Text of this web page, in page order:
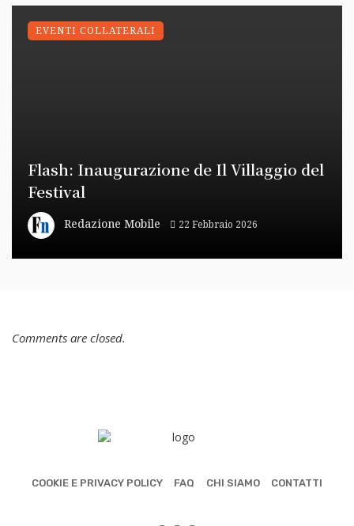
Flash: Inaugurazione de Il Villaggio del
Festival
Redazione Mobile 22 Febbraio 2026
EVENTI COLLATERALI
Comments are closed.
COOKIE E PRIVACY POLICY FAQ CHI SIAMO CONTATTI